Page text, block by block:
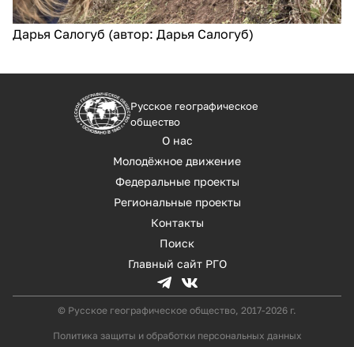
Дарья Салогуб (автор: Дарья Салогуб)
Русское географическое
общество
О нас
Молодёжное движение
Федеральные проекты
Региональные проекты
Контакты
Поиск
Главный сайт РГО
© Русское географическое общество, 2017-2026 г.
Политика защиты и обработки персональных данных